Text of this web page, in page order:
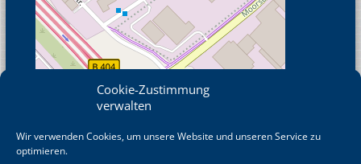
Cookie-Zustimmung
verwalten
Wir verwenden Cookies, um unsere Website und unseren Service zu
optimieren.
© OpenStreetMap